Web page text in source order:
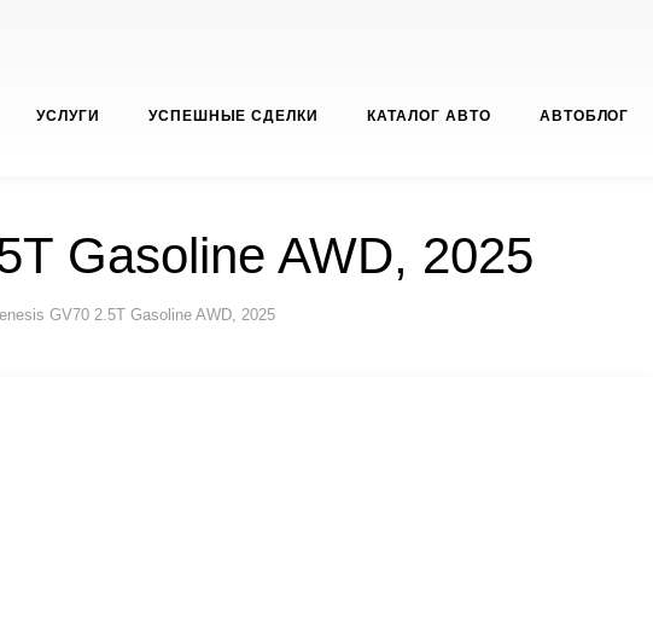
УСЛУГИ УСПЕШНЫЕ СДЕЛКИ КАТАЛОГ АВТО АВТОБЛОГ
Gasoline AWD, 2025
GV70 2.5T Gasoline AWD, 2025